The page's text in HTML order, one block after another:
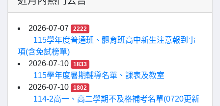
2026-07-07 2222
115學年度普通班、體育班高中新生注意報到事
項(含免試榜單)
2026-07-10
1833
115學年度暑期輔導名單、課表及教室
2026-07-10
1802
114-2高一、高二學期不及格補考名單(0720更新